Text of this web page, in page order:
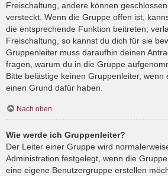
Freischaltung, andere können
versteckt. Wenn die Gruppe offen ist,
die entsprechende Funktion beitreten;
Freischaltung, so kannst du dich für sie
Gruppenleiter muss daraufhin deinen
fragen, warum du in die Gruppe
Bitte belästige keinen Gruppenleiter, wenn
einen Grund dafür haben.
Nach oben
Wie werde ich Gruppenleiter?
Der Leiter einer Gruppe wird
Administration festgelegt, wenn die
eine eigene Benutzergruppe erstellen